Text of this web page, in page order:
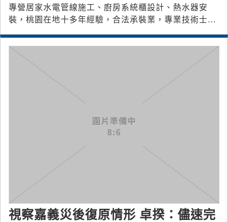
專營居家水電管線施工、廚房系統櫃設計、熱水器安
裝，桃園在地十多年經驗，合法承裝業，專業技術士到
府服務。
視察嘉義災後復原情形 卓揆：儘速完